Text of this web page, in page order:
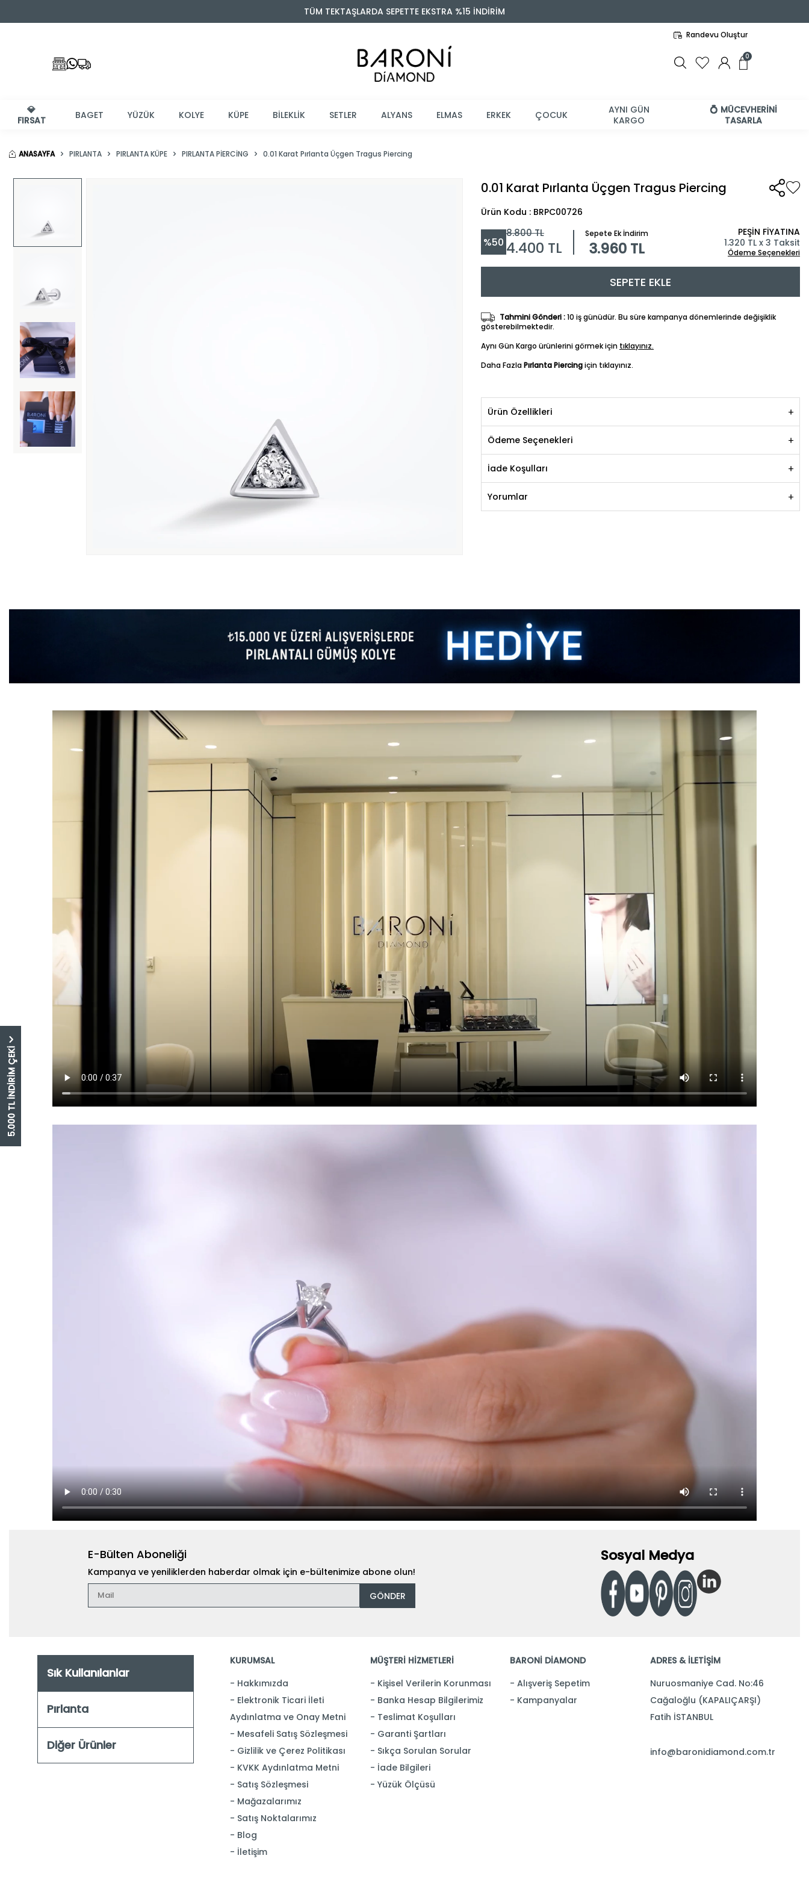
5.000 TL İNDİRİM ÇEKİ
TÜM TEKTAŞLARDA SEPETTE EKSTRA %15 İNDİRİM
Randevu Oluştur
0
💎
FIRSAT
BAGET YÜZÜK KOLYE KÜPE BİLEKLİK SETLER ALYANS ELMAS ERKEK ÇOCUK
AYNI GÜN
KARGO
💍 MÜCEVHERİNİ
TASARLA
ANASAYFA PIRLANTA PIRLANTA KÜPE PIRLANTA PIERCING 0.01 Karat Pırlanta Üçgen Tragus Piercing
0.01 Karat Pırlanta Üçgen Tragus Piercing
Ürün Kodu : BRPC00726
%50
8.800TL
4.400 TL
Sepete Ek İndirim
3.960 TL
PEŞİN FİYATINA
1.320 TL x 3 Taksit
Ödeme Seçenekleri
SEPETE EKLE
Tahmini Gönderi :10 iş günüdür. Bu süre kampanya dönemlerinde değişiklik
gösterebilmektedir.
Aynı Gün Kargo ürünlerini görmek için tıklayınız.
Daha FazlaPırlanta Piercingiçin tıklayınız.
Ürün Özellikleri
Ödeme Seçenekleri
İade Koşulları
Yorumlar
E-Bülten Aboneliği
Kampanya ve yeniliklerden haberdar olmak için e-bültenimize abone olun!
GÖNDER
Sosyal Medya
Sık Kullanılanlar
Pırlanta
Diğer Ürünler
KURUMSAL
Hakkımızda
Elektronik Ticari İleti
Aydınlatma ve Onay Metni
Mesafeli Satış Sözleşmesi
Gizlilik ve Çerez Politikası
KVKK Aydınlatma Metni
Satış Sözleşmesi
Mağazalarımız
Satış Noktalarımız
Blog
İletişim
MÜŞTERİ HİZMETLERİ
Kişisel Verilerin Korunması
Banka Hesap Bilgilerimiz
Teslimat Koşulları
Garanti Şartları
Sıkça Sorulan Sorular
İade Bilgileri
Yüzük Ölçüsü
BARONİ DİAMOND
Alışveriş Sepetim
Kampanyalar
ADRES & İLETİŞİM
Nuruosmaniye Cad. No:46
Cağaloğlu (KAPALIÇARŞI)
Fatih İSTANBUL
info@baronidiamond.com.tr